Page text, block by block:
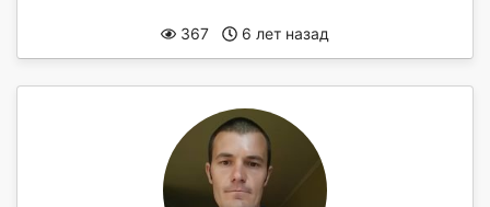
367 6 лет назад